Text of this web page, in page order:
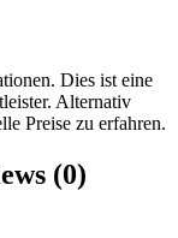
Dies ist eine
Alternativ
Preise zu erfahren.
(0)